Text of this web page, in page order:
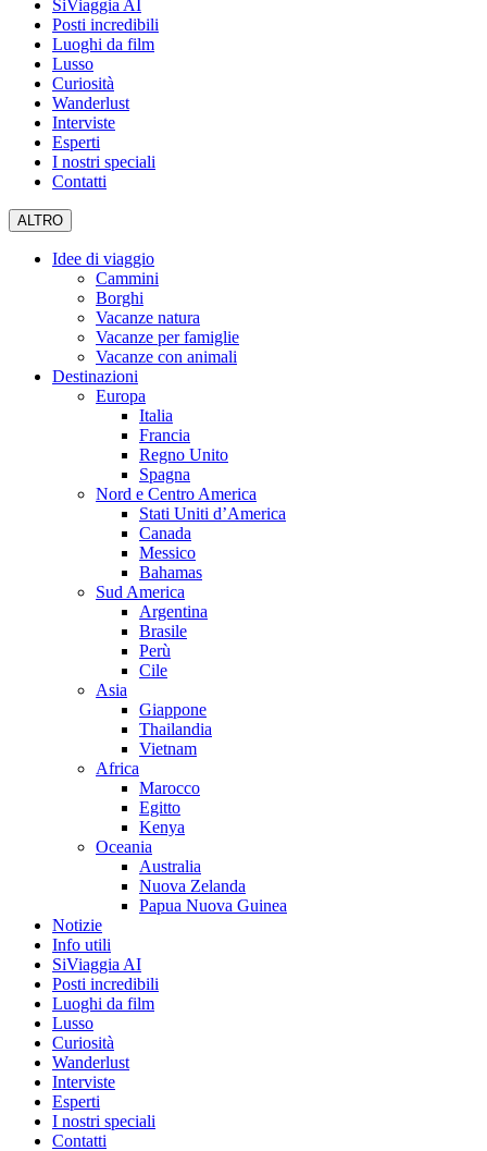
SiViaggia AI
Posti incredibili
Luoghi da film
Lusso
Curiosità
Wanderlust
Interviste
Esperti
I nostri speciali
Contatti
ALTRO
Idee di viaggio
Cammini
Borghi
Vacanze natura
Vacanze per famiglie
Vacanze con animali
Destinazioni
Europa
Italia
Francia
Regno Unito
Spagna
Nord e Centro America
Stati Uniti d’America
Canada
Messico
Bahamas
Sud America
Argentina
Brasile
Perù
Cile
Asia
Giappone
Thailandia
Vietnam
Africa
Marocco
Egitto
Kenya
Oceania
Australia
Nuova Zelanda
Papua Nuova Guinea
Notizie
Info utili
SiViaggia AI
Posti incredibili
Luoghi da film
Lusso
Curiosità
Wanderlust
Interviste
Esperti
I nostri speciali
Contatti